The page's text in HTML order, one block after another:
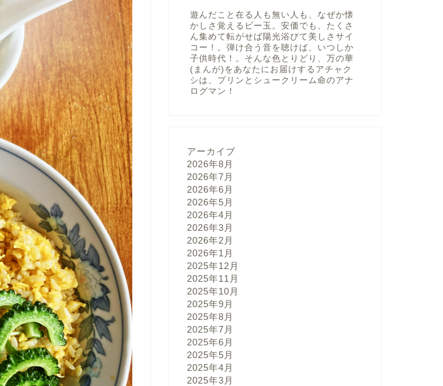
遊んだこと在る人も無い人も、なぜか懐
かしさ覚えるビー玉。安価でも、たくさ
ん集めて転がせば陽光浴びて美しさサイ
コー！。弾け合う音を聴けば、いつしか
子供時代！。そんな色とりどり、万の華
(まんが)をあなたにお届けするアチャク
シは、プリンとシュークリーム命のアナ
ログマン！
アーカイブ
2026年8月
2026年7月
2026年6月
2026年5月
2026年4月
2026年3月
2026年2月
2026年1月
2025年12月
2025年11月
2025年10月
2025年9月
2025年8月
2025年7月
2025年6月
2025年5月
2025年4月
2025年3月